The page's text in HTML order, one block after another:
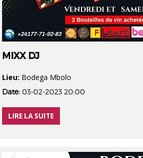
MIXX DJ
Lieu: Bodega Mbolo
Date: 03-02-2023 20:00
LIRE LA SUITE